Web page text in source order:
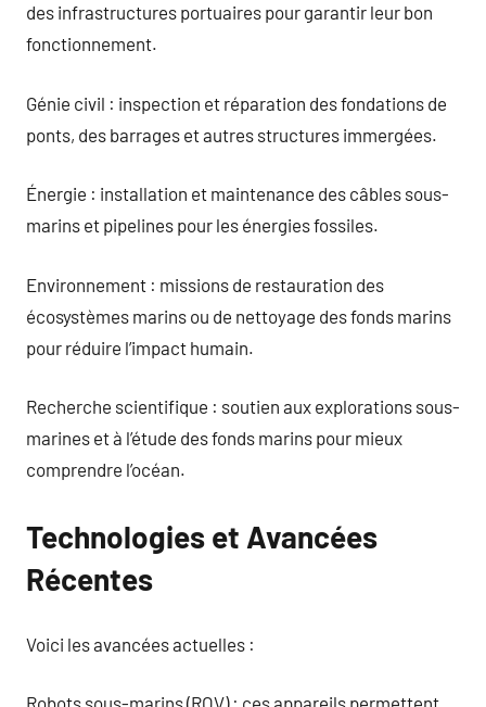
des infrastructures portuaires pour garantir leur bon
fonctionnement.
Génie civil : inspection et réparation des fondations de
ponts, des barrages et autres structures immergées.
Énergie : installation et maintenance des câbles sous-
marins et pipelines pour les énergies fossiles.
Environnement : missions de restauration des
écosystèmes marins ou de nettoyage des fonds marins
pour réduire l’impact humain.
Recherche scientifique : soutien aux explorations sous-
marines et à l’étude des fonds marins pour mieux
comprendre l’océan.
Technologies et Avancées
Récentes
Voici les avancées actuelles :
Robots sous-marins (ROV) : ces appareils permettent